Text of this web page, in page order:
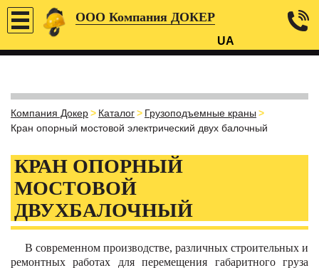
ООО Компания ДОКЕР
UA
Компания Докер> Каталог> Грузоподъемные краны >
Кран опорный мостовой электрический двух балочный
КРАН ОПОРНЫЙ
МОСТОВОЙ
ДВУХБАЛОЧНЫЙ
В современном производстве, различных строительных и
ремонтных работах для перемещения габаритного груза